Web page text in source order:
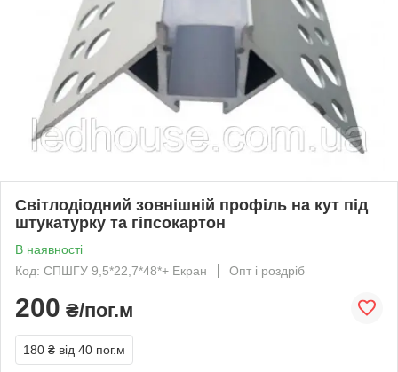
Світлодіодний зовнішній профіль на кут під
штукатурку та гіпсокартон
В наявності
Код: СПШГУ 9,5*22,7*48*+ Екран
Опт і роздріб
200 ₴/пог.м
180 ₴ від 40 пог.м